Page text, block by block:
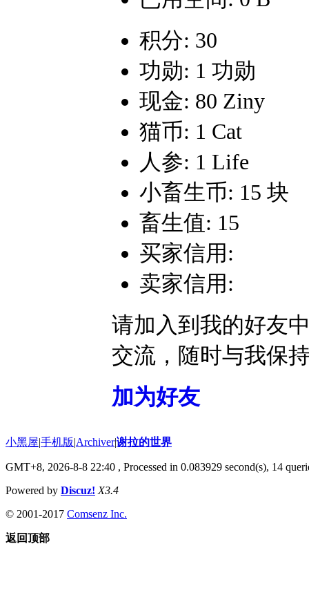
积分: 30
功勋: 1 功勋
现金: 80 Ziny
猫币: 1 Cat
人参: 1 Life
小畜生币: 15 块
畜生值: 15
买家信用:
卖家信用:
请加入到我的好友
交流，随时与我保
加为好友
小黑屋|手机版|Archiver|谢拉的世界
GMT+8, 2026-8-8 22:40 , Processed in 0.083929 second(s), 14
Powered by Discuz! X3.4
© 2001-2017 Comsenz Inc.
返回顶部